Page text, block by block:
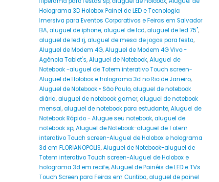
Holograma 3D Holobox Painel de LED e Tecnologia
Imersiva para Eventos Corporativos e Feiras em Salvador
BA,aluguel de iphone,aluguel de lcd,aluguel de led 75",
aluguel de led rj,aluguel de mesa de jogos para festa,
Aluguel de Modem 4G,Aluguel de Modem 4G Vivo -
Agência Tablet's,Aluguel de Notebook,Aluguel de
Notebook -aluguel de Totem interativo Touch screen-
Aluguel de Holobox e holograma 3d no Rio de Janeiro,
Aluguel de Notebook • São Paulo,aluguel de notebook
diária,aluguel de notebook gamer,aluguel de notebook
mensal,aluguel de notebook para estudante,Aluguel de
Notebook Rápido - Alugue seu notebook,aluguel de
notebook sp,Aluguel de Notebook-aluguel de Totem
interativo Touch screen-Aluguel de Holobox e holograma
3d em FLORIANOPOLIS,Aluguel de Notebook-aluguel de
Totem interativo Touch screen-Aluguel de Holobox e
holograma 3d em recife,Aluguel de Painéis de LED e TVs
Touch Screen para Feiras em Curitiba,aluguel de painel